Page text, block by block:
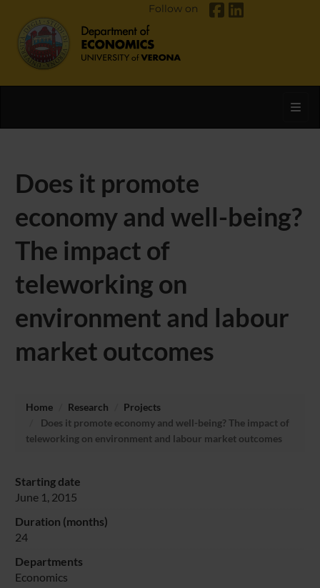
Follow on
Does it promote
economy and well-being?
The impact of
teleworking on
environment and labour
market outcomes
Home Research
Projects
Does it promote economy and well-being? The impact of
teleworking on environment and labour market outcomes
Starting date
June 1, 2015
Duration (months)
24
Departments
Economics